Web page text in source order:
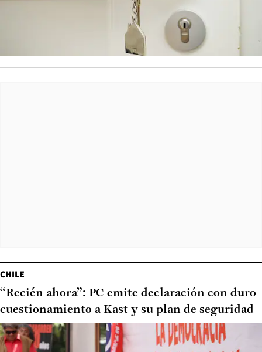
CHILE
“Recién ahora”: PC emite declaración con duro
cuestionamiento a Kast y su plan de seguridad